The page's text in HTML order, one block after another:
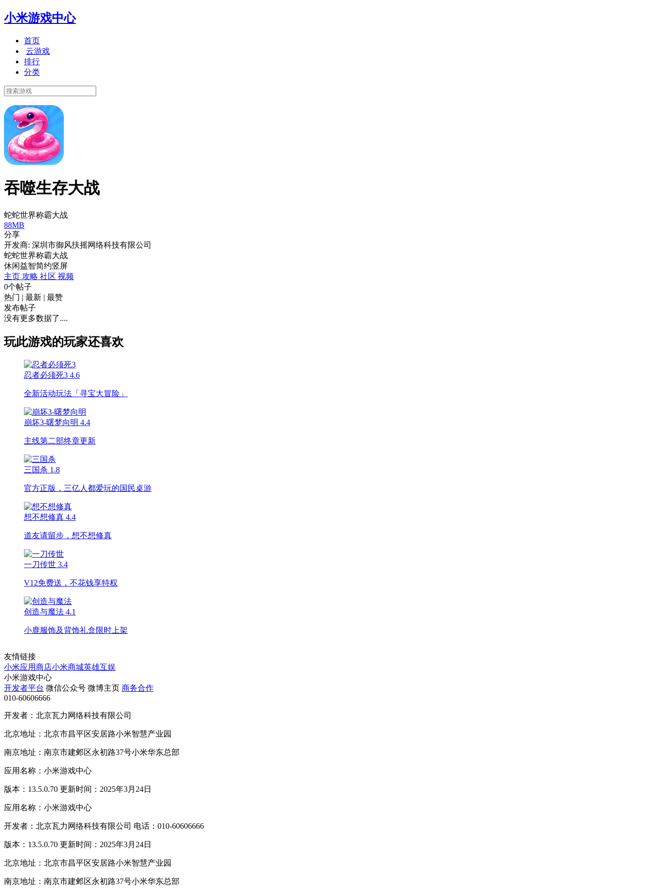
小米游戏中心
首页
云游戏
排行
分类
吞噬生存大战
蛇蛇世界称霸大战
88MB
分享
开发商: 深圳市御风扶摇网络科技有限公司
蛇蛇世界称霸大战
休闲益智简约竖屏
主页 攻略 社区 视频
0个帖子
热门 | 最新 | 最赞
发布帖子
没有更多数据了....
玩此游戏的玩家还喜欢
忍者必须死3 4.6
全新活动玩法「寻宝大冒险」
崩坏3-曙梦向明 4.4
主线第二部终章更新
三国杀 1.8
官方正版，三亿人都爱玩的国民桌游
想不想修真 4.4
道友请留步，想不想修真
一刀传世 3.4
V12免费送，不花钱享特权
创造与魔法 4.1
小鹿服饰及背饰礼盒限时上架
友情链接
小米应用商店小米商城英雄互娱
小米游戏中心
开发者平台 微信公众号 微博主页 商务合作
010-60606666
开发者：北京瓦力网络科技有限公司
北京地址：北京市昌平区安居路小米智慧产业园
南京地址：南京市建邺区永初路37号小米华东总部
应用名称：小米游戏中心
版本：13.5.0.70 更新时间：2025年3月24日
应用名称：小米游戏中心
开发者：北京瓦力网络科技有限公司 电话：010-60606666
版本：13.5.0.70 更新时间：2025年3月24日
北京地址：北京市昌平区安居路小米智慧产业园
南京地址：南京市建邺区永初路37号小米华东总部